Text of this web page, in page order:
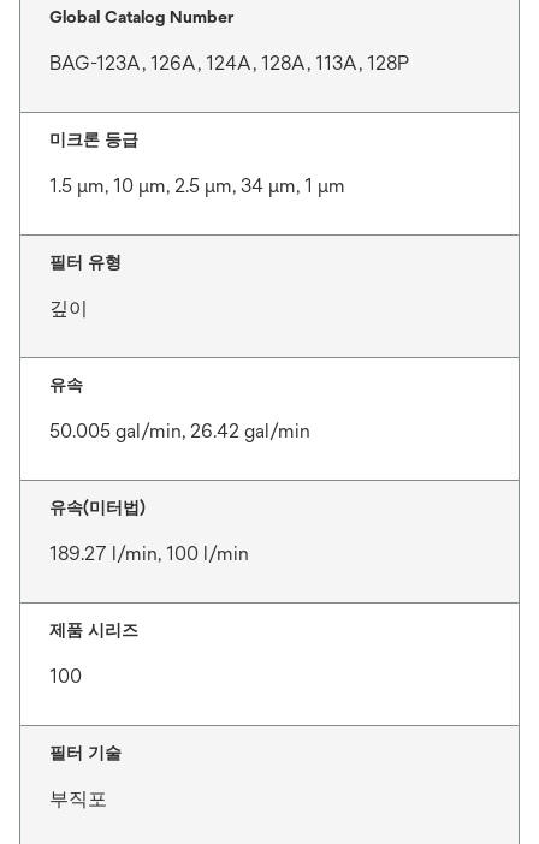
Global Catalog Number
BAG-123A, 126A, 124A, 128A, 113A, 128P
미크론 등급
1.5 μm, 10 μm, 2.5 μm, 34 μm, 1 μm
필터 유형
깊이
유속
50.005 gal/min, 26.42 gal/min
유속(미터법)
189.27 l/min, 100 l/min
제품 시리즈
100
필터 기술
부직포